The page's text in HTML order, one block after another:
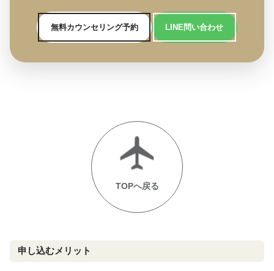
無料カウンセリング予約 LINE問い合わせ
TOPへ戻る
申し込むメリット